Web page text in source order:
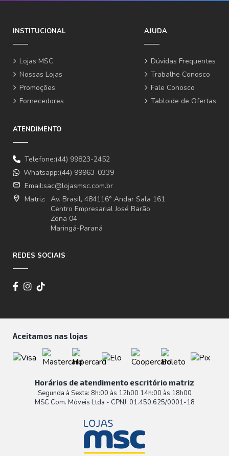
INSTITUCIONAL
Lojas MSC
Nossas Lojas
Promoções
Fornecedores
AJUDA
Dúvidas Frequentes
Trabalhe Conosco
Fale Conosco
Tabloide de Ofertas
ATENDIMENTO
Telefone:(44) 99823-2452
Whatsapp:(44) 99963-0339
email Email:sac@lojasmsc.com.br
where_to_vote Matriz: Av. Brasil, 484116° Andar Sala 161
Centro Empresarial José Barão
Zona 04
Maringá-Paraná
REDES SOCIAIS
Aceitamos nas lojas
Horários de atendimento escritório matriz
Segunda à Sexta: 8h:00 às 12h00 14h:00 às 18h00
MSC Com. Móveis Ltda - CPNJ: 01.450.625/0001-18